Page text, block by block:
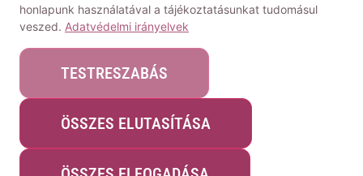
© Minden jog fenntartva! | Pozsgai Nikoletta Tudástára.
|ÁSZF|Adatvédelmi Nyilatkozat
Webshopot készítette:WeblapMentor
honlapunk használatával a tájékoztatásunkat tudomásul
veszed. Adatvédelmi irányelvek
TESTRESZABÁS
ÖSSZES ELUTASÍTÁSA